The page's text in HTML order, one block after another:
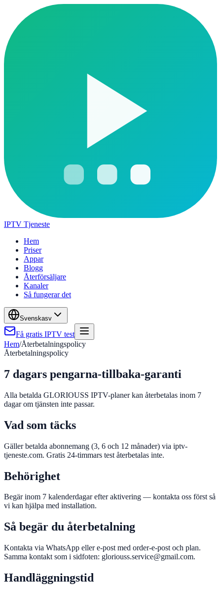
IPTV Tjeneste
Hem
Priser
Appar
Blogg
Återförsäljare
Kanaler
Så fungerar det
Svenskasv
Få gratis IPTV test
Hem/Återbetalningspolicy
Återbetalningspolicy
7 dagars pengarna-tillbaka-garanti
Alla betalda GLORIOUSS IPTV-planer kan återbetalas inom 7
dagar om tjänsten inte passar.
Vad som täcks
Gäller betalda abonnemang (3, 6 och 12 månader) via iptv-
tjeneste.com. Gratis 24-timmars test återbetalas inte.
Behörighet
Begär inom 7 kalenderdagar efter aktivering — kontakta oss först så
vi kan hjälpa med installation.
Så begär du återbetalning
Kontakta via WhatsApp eller e-post med order-e-post och plan.
Samma kontakt som i sidfoten: gloriouss.service@gmail.com.
Handläggningstid